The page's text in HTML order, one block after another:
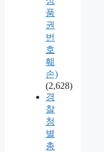
품
권
번
호
훼
손)
(2,628)
경
찰
청
별
총